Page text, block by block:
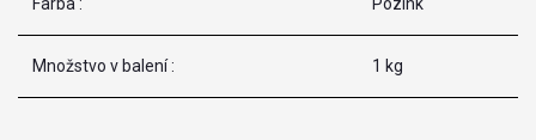
Množstvo v balení : 1 kg